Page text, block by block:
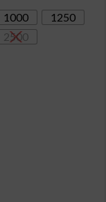
1000
1250
2500